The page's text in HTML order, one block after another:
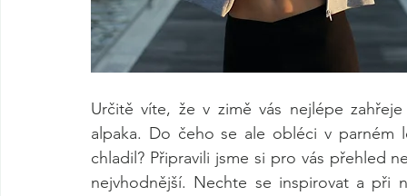
Určitě víte, že v zimě vás nejlépe
alpaka. Do čeho se ale obléci v
chladil? Připravili jsme si pro vás přehled
nejvhodnější. Nechte se inspirovat a při